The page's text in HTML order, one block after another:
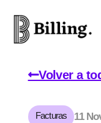
Volver a
Facturas 11